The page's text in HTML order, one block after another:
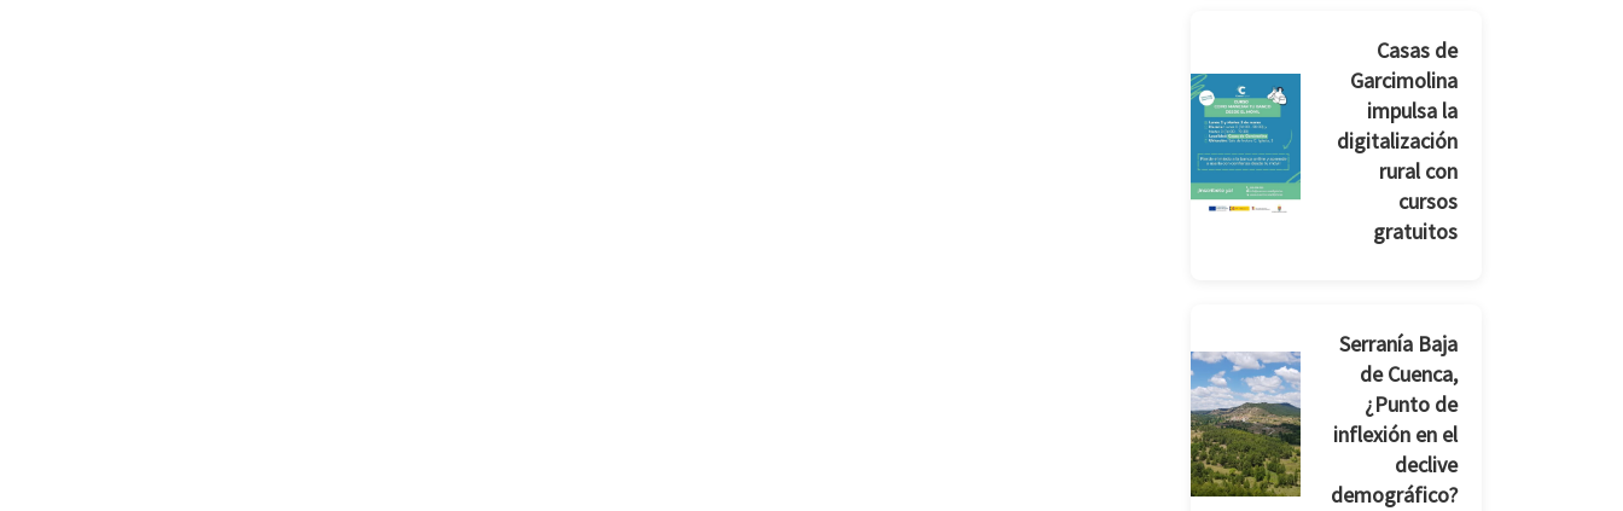
Casas de
Garcimolina
impulsa la
digitalización
rural con
cursos
gratuitos
Serranía Baja
de Cuenca,
¿Punto de
inflexión en el
declive
demográfico?